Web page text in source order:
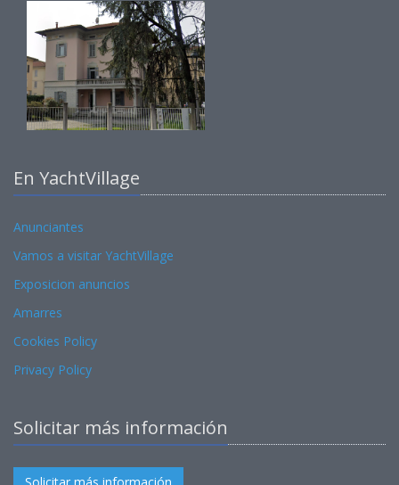
En YachtVillage
Anunciantes
Vamos a visitar YachtVillage
Exposicion anuncios
Amarres
Cookies Policy
Privacy Policy
Solicitar más información